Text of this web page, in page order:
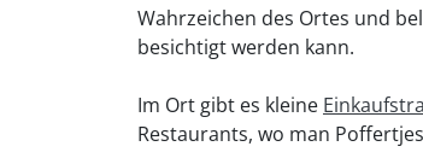
Wahrzeichen des Ortes und
besichtigt werden kann.
Im Ort gibt es kleine
Restaurants, wo man